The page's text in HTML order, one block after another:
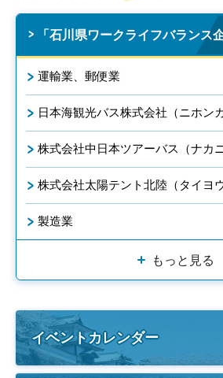
「石川県ワークライフバランス
運輸業、郵便業
日本海観光バス株式会社（ニホン
株式会社中日本ツアーバス（ナカ
株式会社太陽テント北陸（タイヨ
製造業
もっと見る
イベントカレンダー